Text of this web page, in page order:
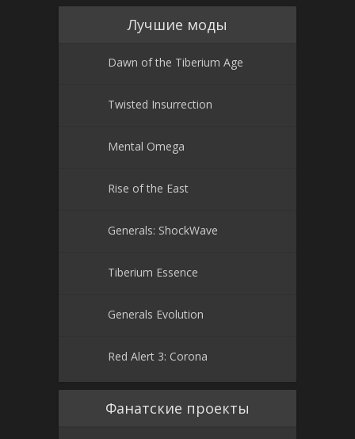
Лучшие моды
Dawn of the Tiberium Age
Twisted Insurrection
Mental Omega
Rise of the East
Generals: ShockWave
Tiberium Essence
Generals Evolution
Red Alert 3: Corona
Фанатские проекты